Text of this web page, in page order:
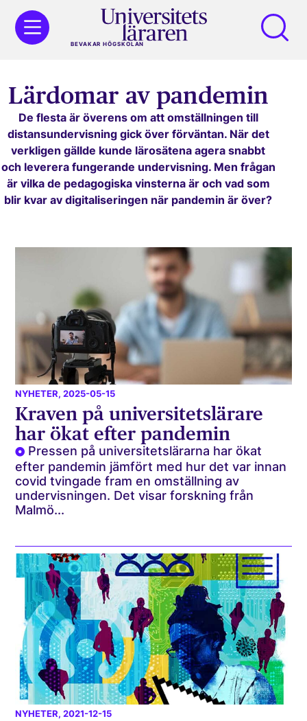
BEVAKAR HÖGSKOLAN
Lärdomar av pandemin
De flesta är överens om att omställningen till
distansundervisning gick över förväntan. När det
verkligen gällde kunde lärosätena agera snabbt
och leverera fungerande undervisning. Men frågan
är vilka de pedagogiska vinsterna är och vad som
blir kvar av digitaliseringen när pandemin är över?
NYHETER, 2025-05-15
Kraven på universitetslärare
har ökat efter pandemin
Pressen på universitetslärarna har ökat
efter pandemin jämfört med hur det var innan
covid tvingade fram en omställning av
undervisningen. Det visar forskning från
Malmö...
NYHETER, 2021-12-15